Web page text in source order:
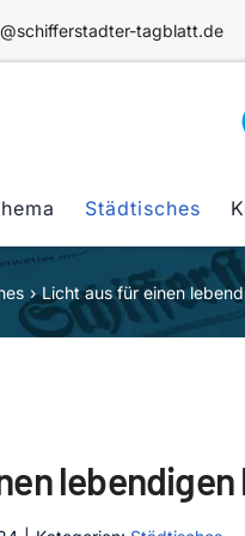
tagblatt.de
Städtisches
Licht aus für einen
lebendigen